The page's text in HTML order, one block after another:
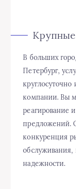
Крупные
В больших
Петербург,
компании. Вы
реагирование
предложений.
конкуренция
обслуживания,
надежности.